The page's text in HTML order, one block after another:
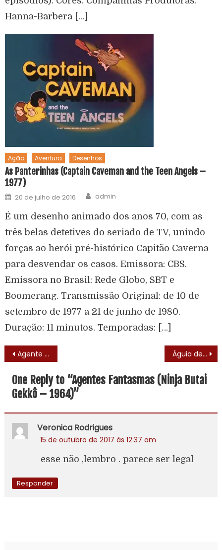
Hanna-Barbera […]
Ação Aventura Desenhos
As Panterinhas (Captain Caveman and the Teen Angels –
1977)
20 de julho de 2016 admin
É um desenho animado dos anos 70, com as
três belas detetives do seriado de TV, unindo
forças ao herói pré-histórico Capitão Caverna
para desvendar os casos. Emissora: CBS.
Emissora no Brasil: Rede Globo, SBT e
Boomerang. Transmissão Original: de 10 de
setembro de 1977 a 21 de junho de 1980.
Duração: 11 minutos. Temporadas: […]
Agente 86 (Get Smart – 1965) – Elenco Águia de Fogo (Airwolf – 1984)
One Reply to “Agentes Fantasmas (Ninja Butai
Gekkô – 1964)”
Veronica Rodrigues
15 de outubro de 2017 às 12:37 am
esse não ,lembro . parece ser legal
Responder